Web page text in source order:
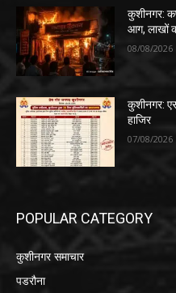
कुशीनगर:
आग, लाखों
08/08/2026
कुशीनगर:
हाजिर
07/08/2026
POPULAR CATEGORY
कुशीनगर समाचार
पडरौना